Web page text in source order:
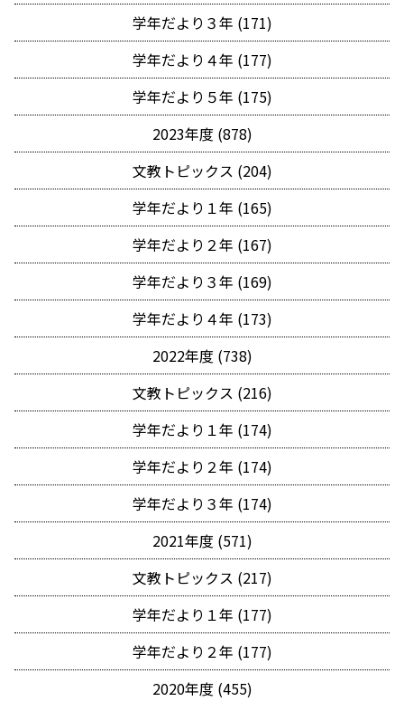
学年だより３年 (171)
学年だより４年 (177)
学年だより５年 (175)
2023年度 (878)
文教トピックス (204)
学年だより１年 (165)
学年だより２年 (167)
学年だより３年 (169)
学年だより４年 (173)
2022年度 (738)
文教トピックス (216)
学年だより１年 (174)
学年だより２年 (174)
学年だより３年 (174)
2021年度 (571)
文教トピックス (217)
学年だより１年 (177)
学年だより２年 (177)
2020年度 (455)